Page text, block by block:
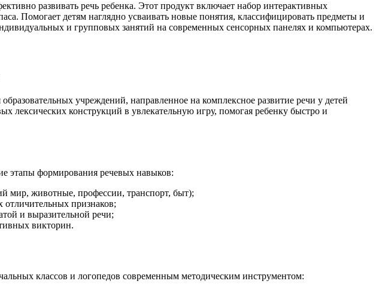
развивать речь ребенка. Этот продукт включает набор интерактивных
Помогает детям наглядно усваивать новые понятия, классифицировать предметы и
и групповых занятий на современных сенсорных панелях и компьютерах.
учреждений, направленное на комплексное развитие речи у детей
лексических конструкций в увлекательную игру, помогая ребенку быстро и
этапы формирования речевых навыков:
мир, животные, профессии, транспорт, быт);
признаков;
и выразительной речи;
викторин.
классов и логопедов современным методическим инструментом: